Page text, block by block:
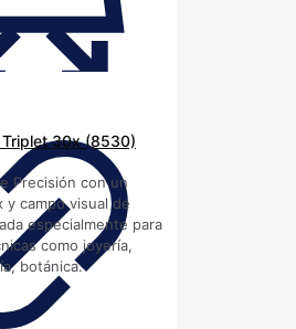
30x (8530)
Precisión con un
y campo visual de
especialmente para
como joyería,
botánica.